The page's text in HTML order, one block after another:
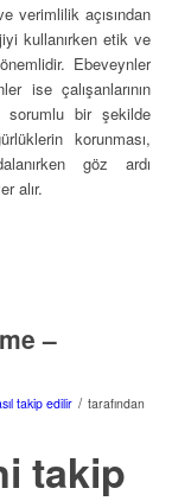
verimlilik açısından
kullanırken etik ve
Ebeveynler
ise çalışanlarının
sorumlu bir şekilde
korunması,
göz ardı
alır.
–
takip edilir / tarafından
takip